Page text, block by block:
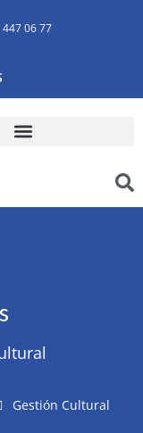
447 06 77
Gestión Cultural